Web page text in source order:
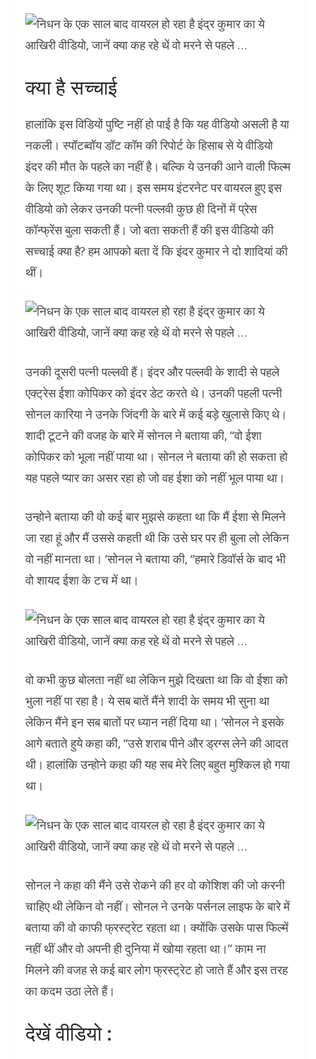
क्या है सच्चाई
हालांकि इस विडियों पुष्टि नहीं हो पाई है कि यह वीडियो असली है या
नकली। स्पॉटब्वॉय डॉट कॉम की रिपोर्ट के हिसाब से ये वीडियो
इंदर की मौत के पहले का नहीं है। बल्कि ये उनकी आने वाली फिल्म
के लिए शूट किया गया था। इस समय इंटरनेट पर वायरल हुए इस
वीडियो को लेकर उनकी पत्नी पल्लवी कुछ ही दिनों में प्रेस
कॉन्फ्रेंस बुला सकती हैं। जो बता सकती हैं की इस वीडियो की
सच्चाई क्या है? हम आपको बता दें कि इंदर कुमार ने दो शादियां की
थीं।
उनकी दूसरी पत्नी पल्लवी हैं। इंदर और पल्लवी के शादी से पहले
एक्ट्रेस ईशा कोपिकर को इंदर डेट करते थे। उनकी पहली पत्नी
सोनल कारिया ने उनके जिंदगी के बारे में कई बड़े खुलासे किए थे।
शादी टूटने की वजह के बारे में सोनल ने बताया की, “वो ईशा
कोपिकर को भूला नहीं पाया था। सोनल ने बताया की हो सकता हो
यह पहले प्यार का असर रहा हो जो वह ईशा को नहीं भूल पाया था।
उन्होने बताया की वो कई बार मुझसे कहता था कि मैं ईशा से मिलने
जा रहा हूं और मैं उससे कहती थी कि उसे घर पर ही बुला लो लेकिन
वो नहीं मानता था। ‘सोनल ने बताया की, “हमारे डिवॉर्स के बाद भी
वो शायद ईशा के टच में था।
वो कभी कुछ बोलता नहीं था लेकिन मुझे दिखता था कि वो ईशा को
भुला नहीं पा रहा है। ये सब बातें मैंने शादी के समय भी सुना था
लेकिन मैंने इन सब बातों पर ध्यान नहीं दिया था। ‘सोनल ने इसके
आगे बताते हुये कहा की, “उसे शराब पीने और ड्रग्स लेने की आदत
थी। हालांकि उन्होने कहा की यह सब मेरे लिए बहुत मुश्किल हो गया
था।
सोनल ने कहा की मैंने उसे रोकने की हर वो कोशिश की जो करनी
चाहिए थी लेकिन वो नहीं। सोनल ने उनके पर्सनल लाइफ के बारे में
बताया की वो काफी फ्रस्ट्रेट रहता था। क्योंकि उसके पास फिल्में
नहीं थीं और वो अपनी ही दुनिया में खोया रहता था।” काम ना
मिलने की वजह से कई बार लोग फ्रस्ट्रेट हो जाते हैं और इस तरह
का कदम उठा लेते हैं।
देखें वीडियो :